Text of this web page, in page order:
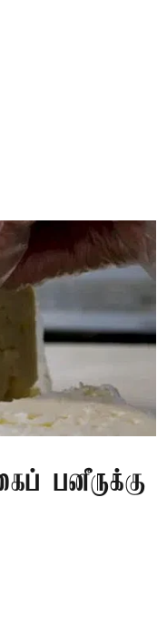
பனீருக்கு